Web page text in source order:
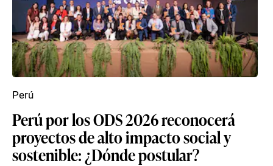
Perú por los ODS 2026 reconocerá
proyectos de alto impacto social y
sostenible: ¿Dónde postular?
Perú